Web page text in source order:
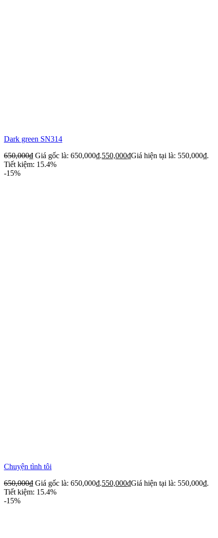
Dark green SN314
650,000₫ Giá gốc là: 650,000₫.550,000₫Giá hiện tại là: 550,000₫.
Tiết kiệm: 15.4%
-15%
Chuyện tình tôi
650,000₫ Giá gốc là: 650,000₫.550,000₫Giá hiện tại là: 550,000₫.
Tiết kiệm: 15.4%
-15%